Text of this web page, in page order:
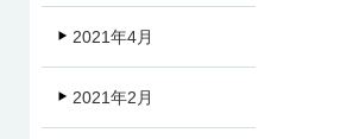
2021年4月
2021年2月